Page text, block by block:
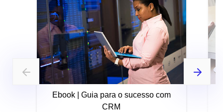
Ebook | Guia para o sucesso com
CRM